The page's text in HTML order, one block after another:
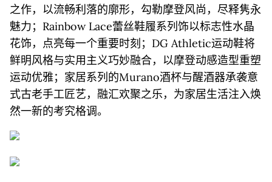
之作，以流畅利落的廓形，勾勒摩登风尚，尽释隽永
魅力；Rainbow Lace蕾丝鞋履系列饰以标志性水晶
花饰，点亮每一个重要时刻；DG Athletic运动鞋将
鲜明风格与实用主义巧妙融合，以摩登动感造型重塑
运动优雅；家居系列的Murano酒杯与醒酒器承袭意
式古老手工匠艺，融汇欢聚之乐，为家居生活注入焕
然一新的考究格调。